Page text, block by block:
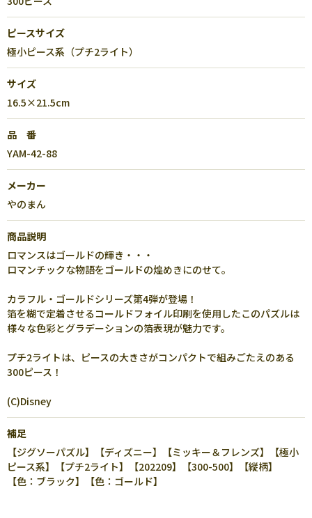
ピースサイズ
極小ピース系（プチ2ライト）
サイズ
16.5×21.5cm
品 番
YAM-42-88
メーカー
やのまん
商品説明
ロマンスはゴールドの輝き・・・
ロマンチックな物語をゴールドの煌めきにのせて。
カラフル・ゴールドシリーズ第4弾が登場！
箔を糊で定着させるコールドフォイル印刷を使用したこのパズルは
様々な色彩とグラデーションの箔表現が魅力です。
プチ2ライトは、ピースの大きさがコンパクトで組みごたえのある
300ピース！
(C)Disney
補足
【ジグソーパズル】【ディズニー】【ミッキー＆フレンズ】【極小
ピース系】【プチ2ライト】【202209】【300-500】【縦柄】
【色：ブラック】【色：ゴールド】